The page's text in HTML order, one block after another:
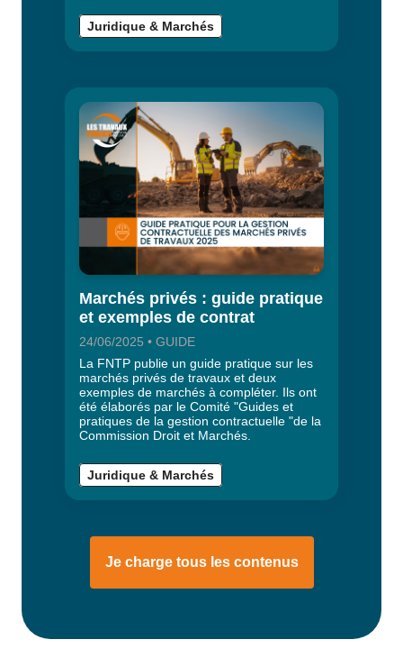
Juridique & Marchés
Marchés privés : guide pratique
et exemples de contrat
24/06/2025 • GUIDE
La FNTP publie un guide pratique sur les
marchés privés de travaux et deux
exemples de marchés à compléter. Ils ont
été élaborés par le Comité "Guides et
pratiques de la gestion contractuelle "de la
Commission Droit et Marchés.
Juridique & Marchés
Je charge tous les contenus